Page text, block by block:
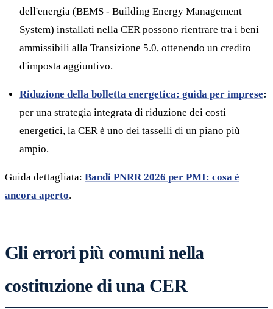
dell'energia (BEMS - Building Energy Management
System) installati nella CER possono rientrare tra i beni
ammissibili alla Transizione 5.0, ottenendo un credito
d'imposta aggiuntivo.
Riduzione della bolletta energetica: guida per imprese:
per una strategia integrata di riduzione dei costi
energetici, la CER è uno dei tasselli di un piano più
ampio.
Guida dettagliata: Bandi PNRR 2026 per PMI: cosa è
ancora aperto.
Gli errori più comuni nella
costituzione di una CER